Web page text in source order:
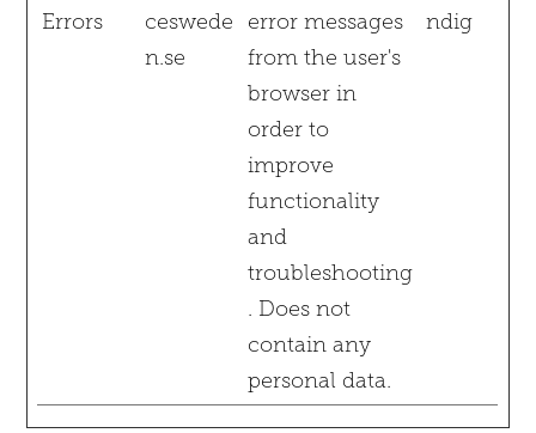
Errors
ceswede
n.se
error messages
from the user's
browser in
order to
improve
functionality
and
troubleshooting
. Does not
contain any
personal data.
ndig